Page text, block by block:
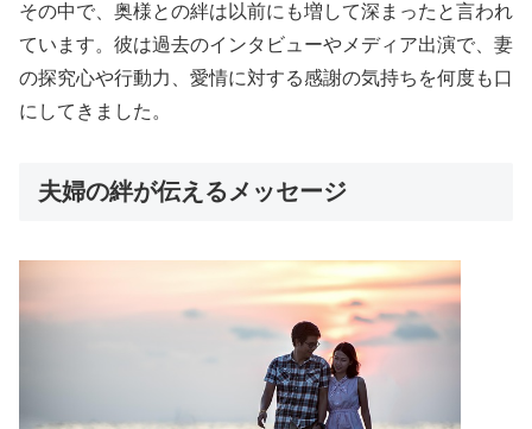
その中で、奥様との絆は以前にも増して深まったと言われ
ています。彼は過去のインタビューやメディア出演で、妻
の探究心や行動力、愛情に対する感謝の気持ちを何度も口
にしてきました。
夫婦の絆が伝えるメッセージ